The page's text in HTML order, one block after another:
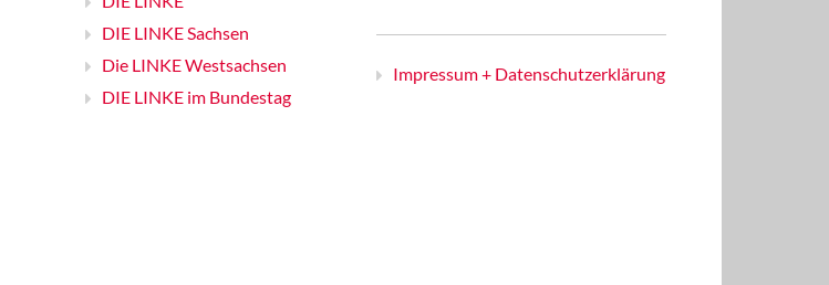
DIE LINKE Sachsen
Die LINKE Westsachsen
DIE LINKE im Bundestag
Impressum + Datenschutzerklärung